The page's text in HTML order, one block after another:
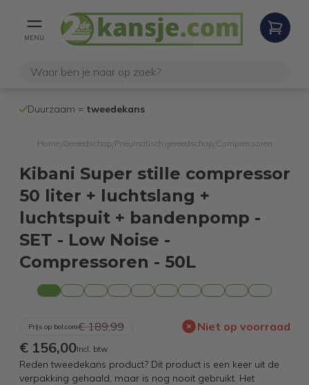
MENU
Duurzaam = tweedekans
Home/ Gereedschap/ Pneumatisch gereedschap/ Compressoren
Kibani Super stille compressor
50 liter + luchtslang +
luchtspuit + bandenpomp -
SET - Low Noise -
Compressoren - 50L
Prijs op bol.com€ 189,99 Niet op voorraad
€ 156,00Incl. btw
Reden tweedekans product? Dit product is een keer uit de
verpakking gehaald, maar is nog nooit gebruikt. Het